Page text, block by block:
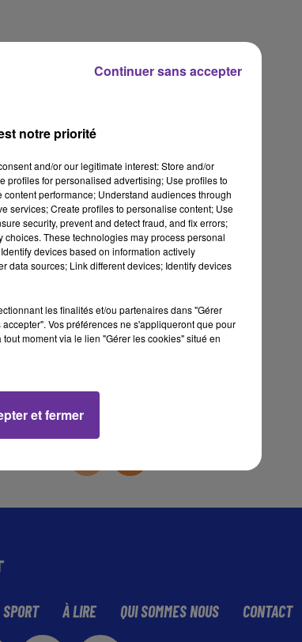
DU 18/8/2022
DU 18/8/2022
13 min 36 sec
SPORT À LIRE QUI SOMMES NOUS CONTACT
notre priorité
and/or our legitimate interest: Store and/or
profiles for personalised advertising; Use profiles to
performance; Understand audiences through
services; Create profiles to personalise content; Use
security, prevent and detect fraud, and fix errors;
These technologies may process personal
devices based on information actively
data sources; Link different devices; Identify devices
les finalités et/ou partenaires dans "Gérer
Vos préférences ne s'appliqueront que pour
moment via le lien "Gérer les cookies" situé en
et fermer
Continuer sans accepter